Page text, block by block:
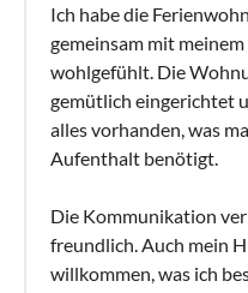
Ich habe die
gemeinsam mit
wohlgefühlt. Die
gemütlich eingerichtet
alles vorhanden, was
Aufenthalt benötigt.
Die Kommunikation
freundlich. Auch mein
willkommen, was ich